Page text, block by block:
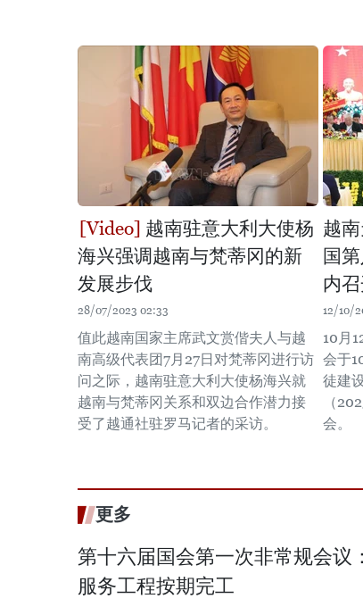
越南驻意大利大使杨
海兴强调越南与梵蒂冈的新
发展步伐
28/07/2023 02:33
值此越南国家主席武文赏偕夫人与越
南高级代表团7月27日对梵蒂冈进行访
问之际，越南驻意大利大使杨海兴就
越南与梵蒂冈关系和双边合作潜力接
受了越通社驻罗马记者的采访。
越
国
内
12/10/
10月
会于
徒建
（
会。
更多
第十六届国会第一次非常规会议
服务工程按期完工